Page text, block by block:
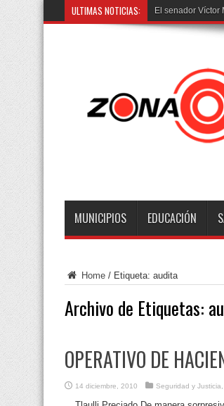
ULTIMAS NOTICIAS: Trasla
MUNICIPIOS EDUCACIÓN
Home / Etiqueta: audita
Archivo de Etiquetas:
OPERATIVO DE
14 diciembre, 2010 Seguridad y Justicia